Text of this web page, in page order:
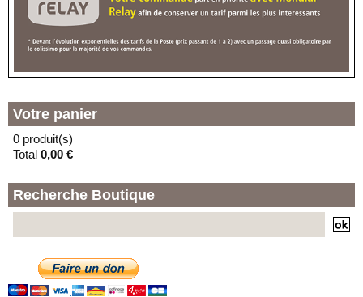
En vacances jusqu'au 09/10/2026
73 RUE JULES GUESDE
(G) - LOCKER LA LAVERIE
En vacances jusqu'au 30/08/2026
59000 - LILLE
Votre panier
0 produit(s)
Total 0,00 €
Recherche Boutique